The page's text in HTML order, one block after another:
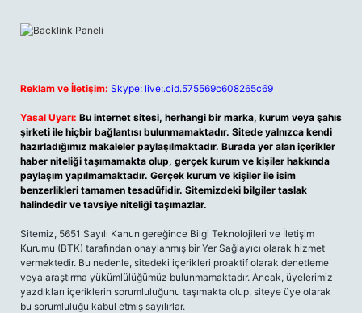
Reklam ve İletişim: Skype: live:.cid.575569c608265c69
Yasal Uyarı: Bu internet sitesi, herhangi bir marka, kurum veya şahıs
şirketi ile hiçbir bağlantısı bulunmamaktadır. Sitede yalnızca kendi
hazırladığımız makaleler paylaşılmaktadır. Burada yer alan içerikler
haber niteliği taşımamakta olup, gerçek kurum ve kişiler hakkında
paylaşım yapılmamaktadır. Gerçek kurum ve kişiler ile isim
benzerlikleri tamamen tesadüfidir. Sitemizdeki bilgiler taslak
halindedir ve tavsiye niteliği taşımazlar.
Sitemiz, 5651 Sayılı Kanun gereğince Bilgi Teknolojileri ve İletişim
Kurumu (BTK) tarafından onaylanmış bir Yer Sağlayıcı olarak hizmet
vermektedir. Bu nedenle, sitedeki içerikleri proaktif olarak denetleme
veya araştırma yükümlülüğümüz bulunmamaktadır. Ancak, üyelerimiz
yazdıkları içeriklerin sorumluluğunu taşımakta olup, siteye üye olarak
bu sorumluluğu kabul etmiş sayılırlar.